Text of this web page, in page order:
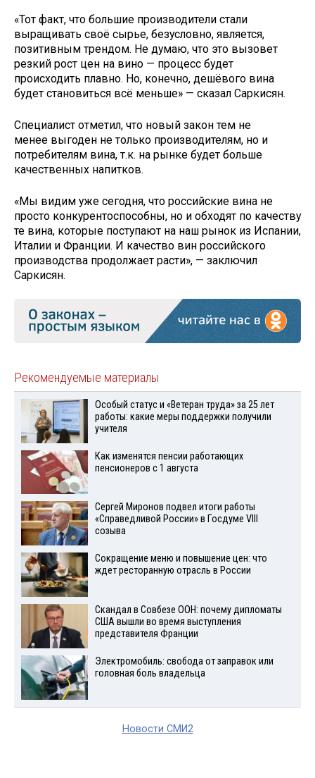
«Тот факт, что большие производители стали
выращивать своё сырье, безусловно, является,
позитивным трендом. Не думаю, что это вызовет
резкий рост цен на вино — процесс будет
происходить плавно. Но, конечно, дешёвого вина
будет становиться всё меньше» — сказал Саркисян.
Специалист отметил, что новый закон тем не
менее выгоден не только производителям, но и
потребителям вина, т.к. на рынке будет больше
качественных напитков.
«Мы видим уже сегодня, что российские вина не
просто конкурентоспособны, но и обходят по качеству
те вина, которые поступают на наш рынок из Испании,
Италии и Франции. И качество вин российского
производства продолжает расти», — заключил
Саркисян.
Рекомендуемые материалы
Особый статус и «Ветеран труда» за 25 лет
работы: какие меры поддержки получили
учителя
Как изменятся пенсии работающих
пенсионеров с 1 августа
Сергей Миронов подвел итоги работы
«Справедливой России» в Госдуме VIII
созыва
Сокращение меню и повышение цен: что
ждет ресторанную отрасль в России
Скандал в Совбезе ООН: почему дипломаты
США вышли во время выступления
представителя Франции
Электромобиль: свобода от заправок или
головная боль владельца
Новости СМИ2